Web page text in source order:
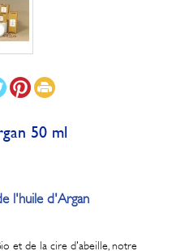
50 ml
l'huile d'Argan
et de la cire d'abeille, notre